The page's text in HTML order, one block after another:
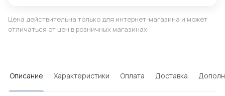
Цена действительна только для интернет-магазина и может
отличаться от цен в розничных магазинах
Описание Характеристики Оплата Доставка